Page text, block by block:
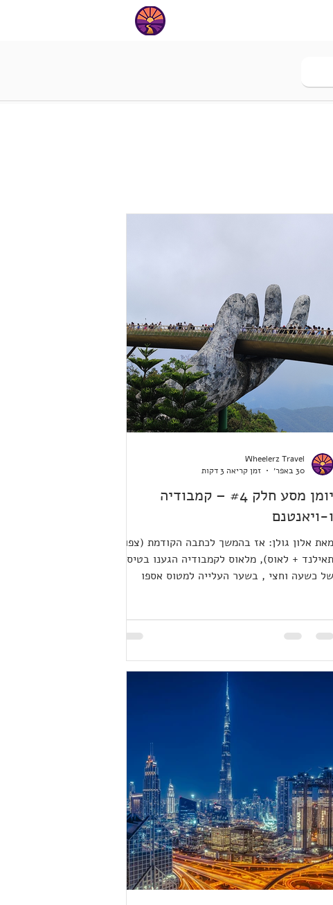
יומן מסע חלק #4 – קמבודיה
ו-ויאנטנם
מאת אלון גולן: אז בהמשך לכתבה הקודמת (צפון
תאילנד + לאוס), מלאוס לקמבודיה הגענו בטיסה
של כשעה וחצי , בשער העלייה למטוס אספו
בשלום. ביציאה אסף אותנו מדריך מקומי.
בקמבודיה חיפשנו כסא חדש למקלחת. כסא
מפלסטיק לא מצאנו (אחרי שעתיים של חיפושים)
ולבסוף קנינו כסא גן מאלומיניום (שליווה אותנו
גם בויאטנם). לא ארחיב יותר מידי. היות והיינו
בקמבודיה שלושה לילות, שגם עליהם
Wheelerz Travel
30 באפר׳
זמן קריאה 3 דקות